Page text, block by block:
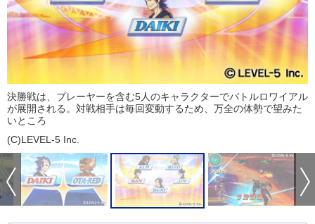
決勝戦は、プレーヤーを含む5人のキャラクターでバトルロワイアル
が展開される。対戦相手は毎回変動するため、万全の体勢で望みた
いところ
(C)LEVEL-5 Inc.